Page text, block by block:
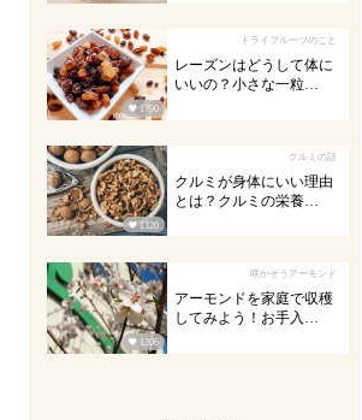
 1790
ドライフルーツのこと
レーズンはどうして体に
いいの？小さな一粒…
1320
クルミの話
クルミが身体にいい理由
とは？クルミの栄養…
 1206
咲かそうアーモンド
アーモンドを家庭で収穫
してみよう！お手入…